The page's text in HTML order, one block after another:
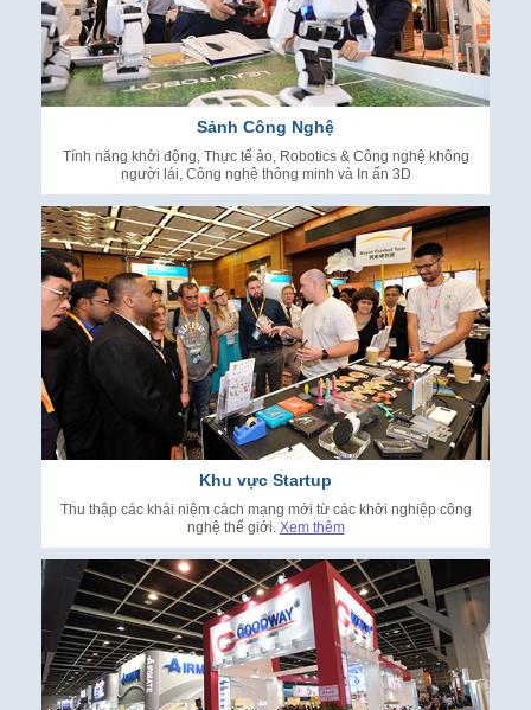
Sảnh Công Nghệ
Tính năng khởi động, Thực tế ảo, Robotics & Công nghệ không
người lái, Công nghệ thông minh và In ấn 3D
Khu vực Startup
Thu thập các khái niệm cách mạng mới từ các khởi nghiệp công
nghệ thế giới. Xem thêm